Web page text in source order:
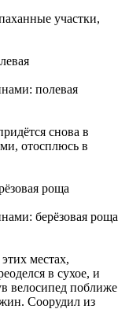
участки,
полевая
снова в
отосплюсь в
берёзовая роща
местах,
в сухое, и
велосипед поближе
Соорудил из